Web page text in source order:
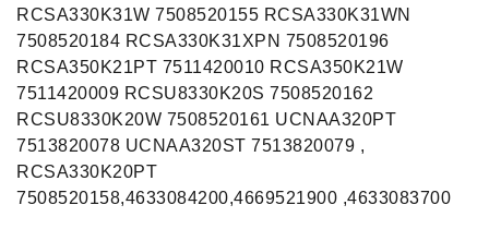
RCSA330K31W 7508520155 RCSA330K31WN
7508520184 RCSA330K31XPN 7508520196
RCSA350K21PT 7511420010 RCSA350K21W
7511420009 RCSU8330K20S 7508520162
RCSU8330K20W 7508520161 UCNAA320PT
7513820078 UCNAA320ST 7513820079 ,
RCSA330K20PT
7508520158,4633084200,4669521900 ,4633083700